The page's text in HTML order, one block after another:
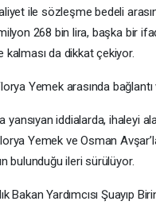
ile sözleşme bedeli
268 bin lira, başka bir
kalması da dikkat çekiyor.
Yemek arasında bağlantı
yansıyan iddialarda, ihaleyi
Yemek ve Osman
bulunduğu ileri sürülüyor.
Bakan Yardımcısı Şuayıp